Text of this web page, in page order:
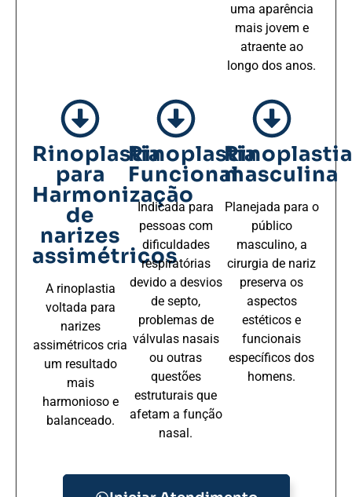
uma aparência
mais jovem e
atraente ao
longo dos anos.
Rinoplastia
para
Harmonização
de
narizes
assimétricos
A rinoplastia
voltada para
narizes
assimétricos cria
um resultado
mais
harmonioso e
balanceado.
Rinoplastia
Funcional
Indicada para
pessoas com
dificuldades
respiratórias
devido a desvios
de septo,
problemas de
válvulas nasais
ou outras
questões
estruturais que
afetam a função
nasal.
Rinoplastia
masculina
Planejada para o
público
masculino, a
cirurgia de nariz
preserva os
aspectos
estéticos e
funcionais
específicos dos
homens.